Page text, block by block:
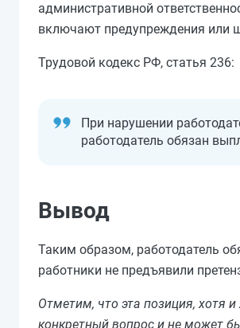
административной
включают предупреждения или
Трудовой кодекс РФ, статья 236:
При нарушении
работодатель обязан
Вывод
Таким образом, работодатель
работники не предъявили
Отметим, что эта позиция, хотя
конкретный вопрос и не может